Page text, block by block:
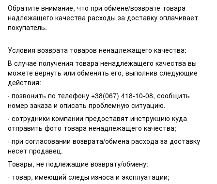
Обратите внимание, что при обмене/возврате товара
надлежащего качества расходы за доставку оплачивает
покупатель.
Условия возврата товаров ненадлежащего качества:
В случае получения товара ненадлежащего качества вы
можете вернуть или обменять его, выполнив следующие
действия:
· позвонить по телефону +38(067) 418-10-08, сообщить
номер заказа и описать проблемную ситуацию.
· сотрудники компании предоставят инструкцию куда
отправить фото товара ненадлежащего качества;
· при согласовании возврата/обмена расхода за доставку
несет продавец.
Товары, не подлежащие возврату/обмену:
· товар, имеющий следы износа и эксплуатации;